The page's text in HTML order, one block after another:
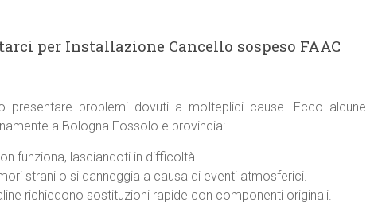
per Installazione Cancello sospeso FAAC
presentare problemi dovuti a molteplici cause. Ecco alcune
a Bologna Fossolo e provincia:
funziona, lasciandoti in difficoltà.
strani o si danneggia a causa di eventi atmosferici.
richiedono sostituzioni rapide con componenti originali.